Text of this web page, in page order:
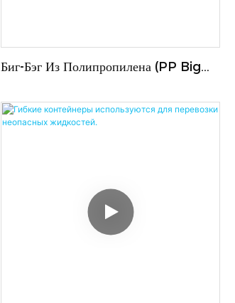
Биг-Бэг Из Полипропилена (PP Big
Коэффициент Безопасности 5:1,
Верхнее Отверстие С Перегородкой,